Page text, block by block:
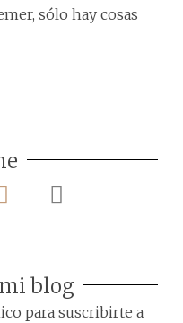
sólo hay cosas
blog
para suscribirte a